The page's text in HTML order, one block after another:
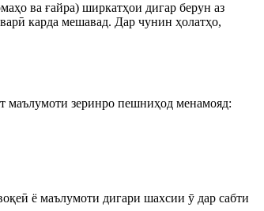
ва ғайра) ширкатҳои дигар берун аз
карда мешавад. Дар чунин ҳолатҳо,
маълумоти зеринро пешниҳод менамояд:
ё маълумоти дигари шахсии ӯ дар сабти